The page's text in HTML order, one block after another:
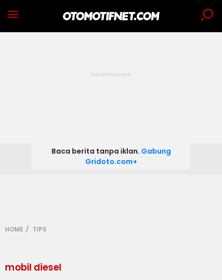
Baca berita tanpa iklan. Gabung
Gridoto.com+
HOME TIPS
mobil diesel